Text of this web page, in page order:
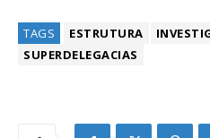
TAGS ESTRUTURA
SUPERDELEGACIAS